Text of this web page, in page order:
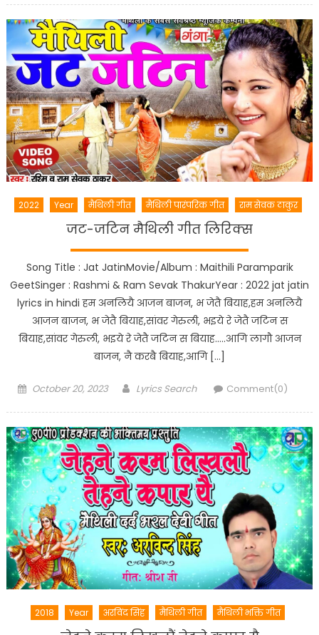
2022 Year मैथिली गीत मैथिली पारंपरिक गीत राम सेवक ठाकुर
जट-जटिन मैथिली गीत लिरिक्स
Song Title : Jat JatinMovie/Album : Maithili Paramparik
GeetSinger : Rashmi & Ram Sevak ThakurYear : 2022 jat jatin
lyrics in hindi हम अनलियै आजन बाजन, भ जेतै बियाह,हम अनलियै
आजन बाजन, भ जेतै बियाह,सांवर गेरुली, भइये रे जेतै जटिन स
बियाह,सांवर गेरुली, भइये रे जेतै जटिन स बियाह…..आगि लागौ आजन
बाजन, नै करबै बियाह,आगि […]
Posted
October 20, 2023 Author
Lyrics Search Comment(0)
2018 Year अरविंद सिंह मैथिली गीत मैथिली भक्ति गीत